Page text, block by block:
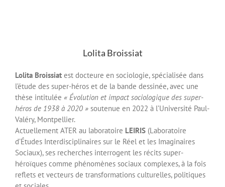
Lolita Broissiat
Lolita Broissiat est docteure en sociologie, spécialisée dans
l’étude des super-héros et de la bande dessinée, avec une
thèse intitulée « Évolution et impact sociologique des super-
héros de 1938 à 2020 » soutenue en 2022 à l’Université Paul-
Valéry, Montpellier.
Actuellement ATER au laboratoire LEIRIS (Laboratoire
d’Études Interdisciplinaires sur le Réel et les Imaginaires
Sociaux), ses recherches interrogent les récits super-
héroïques comme phénomènes sociaux complexes, à la fois
reflets et vecteurs de transformations culturelles, politiques